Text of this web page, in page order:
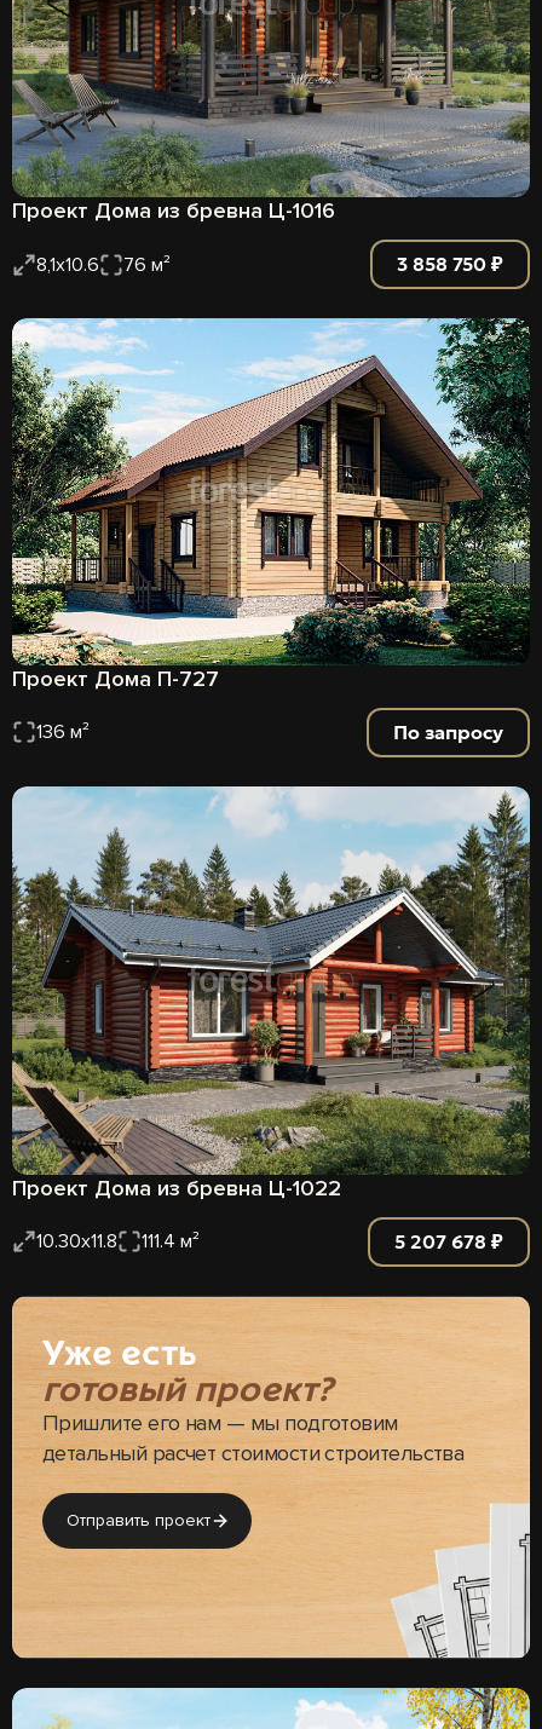
Проект Дома из бревна Ц-1016
8,1х10.6 76 м² 3 858 750 ₽
Проект Дома П-727
136 м² По запросу
Проект Дома из бревна Ц-1022
10.30x11.8 111.4 м² 5 207 678 ₽
Уже есть
готовый проект?
Пришлите его нам — мы подготовим
детальный расчет стоимости строительства
Отправить проект